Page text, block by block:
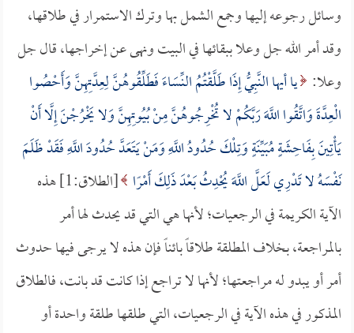
وسائل رجوعه إليها وجمع الشمل بها وترك الاستمرار في طلاقها،
وقد أمر الله جل وعلا ببقائها في البيت ونهى عن إخراجها، قال جل
وعلا: يا أيها النَّبِيُّ إِذَا طَلَّقْتُمُ النِّسَاءَ فَطَلِّقُوهُنَّ لِعِدَّتِهِنَّ وَأَحْصُوا
الْعِدَّةَ وَاتَّقُوا اللَّهَ رَبَّكُمْ لا تُخْرِجُوهُنَّ مِنْ بُيُوتِهِنَّ وَلا يَخْرُجْنَ إِلَّا أَنْ
يَأْتِينَ بِفَاحِشَةٍ مُبَيِّنَةٍ وَتِلْكَ حُدُودُ اللَّهِ وَمَنْ يَتَعَدَّ حُدُودَ اللَّهِ فَقَدْ ظَلَمَ
نَفْسَهُ لا تَدْرِي لَعَلَّ اللَّهَ يُحْدِثُ بَعْدَ ذَلِكَ أَمْرًا
[الطلاق:1] هذه
الآية الكريمة في الرجعيات؛ لأنها هي التي قد يحدث لها أمر
بالمراجعة، بخلاف المطلقة طلاقاً بائناً فإن هذه لا يرجى فيها حدوث
أمر أو يبدو له مراجعتها؛ لأنها لا تراجع إذا كانت قد بانت، فالطلاق
المذكور في هذه الآية في الرجعيات، التي طلقها طلقة واحدة أو